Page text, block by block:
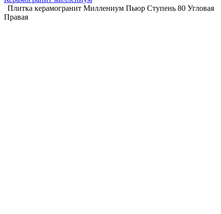
Плитка керамогранит Миллениум Пьюр Ступень 80 Угловая
Правая